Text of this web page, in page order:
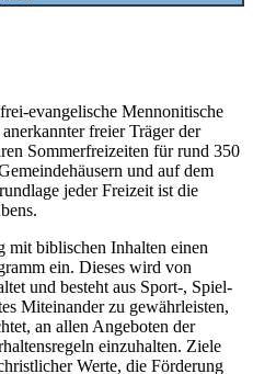
evangelische Mennonitische
freier Träger der
Sommerfreizeiten für rund 350
und auf dem
jeder Freizeit ist die
mit biblischen Inhalten einen
ein. Dieses wird von
und besteht aus Sport-, Spiel-
Miteinander zu gewährleisten,
an allen Angeboten der
einzuhalten. Ziele
Werte, die Förderung